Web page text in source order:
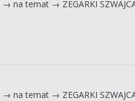
→ na temat → ZEGARKI
→ na temat → ZEGARKI